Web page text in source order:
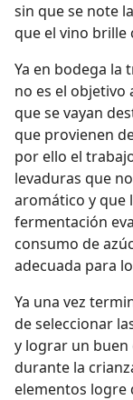
sin que se note
que el vino brille
Ya en bodega la
no es el objetivo
que se vayan
que provienen
por ello el
levaduras que
aromático y que
fermentación
consumo de
adecuada para
Ya una vez
de seleccionar
y lograr un
durante la
elementos logre